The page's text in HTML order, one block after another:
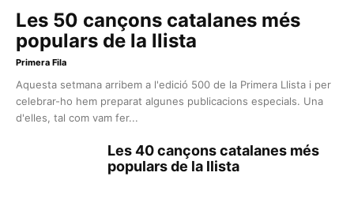
Les 50 cançons catalanes més
populars de la llista
Primera Fila
Aquesta setmana arribem a l'edició 500 de la Primera Llista i per
celebrar-ho hem preparat algunes publicacions especials. Una
d'elles, tal com vam fer...
Les 40 cançons catalanes més
populars de la llista